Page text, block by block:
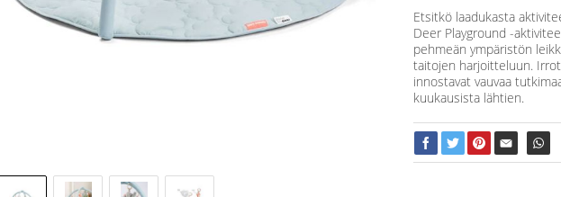
Etsitkö laadukasta
Deer Playground -
pehmeän ympäristön
taitojen harjoitteluun.
innostavat vauvaa
kuukausista lähtien.